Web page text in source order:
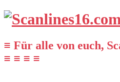
≡ Für alle von euch,
≡ ≡ ≡ ≡